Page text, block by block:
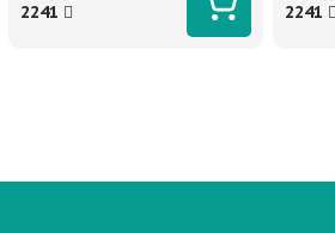
2241 2241